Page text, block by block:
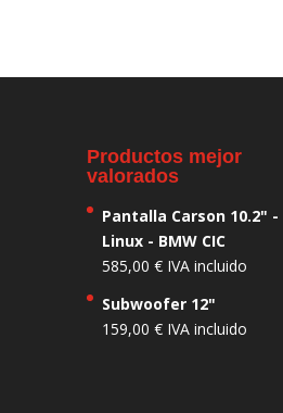
Productos mejor
valorados
Pantalla Carson 10.2" -
Linux - BMW CIC
585,00 € IVA incluido
Subwoofer 12"
159,00 € IVA incluido